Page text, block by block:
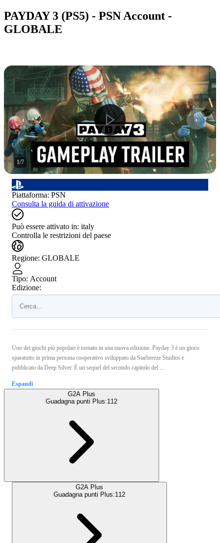
PAYDAY 3 (PS5) - PSN Account -
GLOBALE
1/7
Piattaforma: PSN
Consulta la guida di attivazione
Può essere attivato in: italy
Controlla le restrizioni del paese
Regione: GLOBALE
Tipo: Account
Edizione:
Uno dei giochi più popolari è tornato in una nuova edizione. Payday 3 è un gioco
sparatutto in prima persona cooperativo sviluppato da Starbreeze Studios e
pubblicato da Deep Silver. È un sequel del secondo capitolo del ...
Espandi
G2A Plus
Guadagna punti Plus:112
G2A Plus
Guadagna punti Plus:112